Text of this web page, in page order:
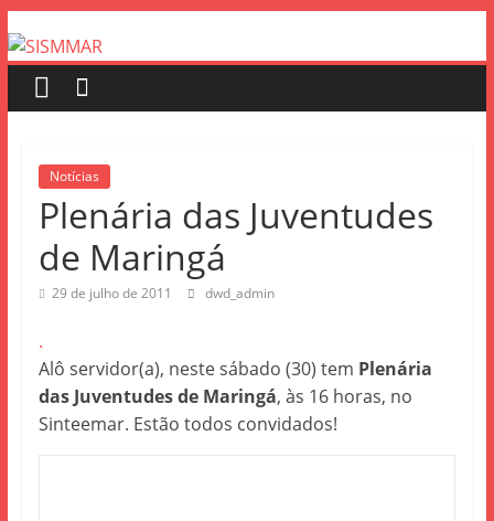
Notícias
Plenária das Juventudes
de Maringá
29 de julho de 2011 dwd_admin
.
Alô servidor(a), neste sábado (30) tem Plenária
das Juventudes de Maringá, às 16 horas, no
Sinteemar. Estão todos convidados!